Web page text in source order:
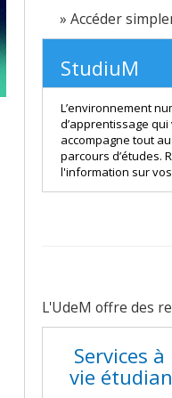
» Accéder
StudiuM
L’environnement
d’apprentissage qui
accompagne tout
parcours d’études.
l'information sur
L'UdeM offre des
Services à
vie
Services de soutien à la
psychologique